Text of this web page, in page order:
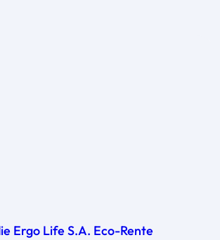
Ergo Life S.A. Eco-Rente